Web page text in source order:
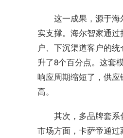
这一成果，源于
实支撑。海尔智家通
户、下沉渠道客户的
升了8个百分点。这套
响应周期缩短了，供
高。
其次，多品牌套
市场方面，卡萨帝通